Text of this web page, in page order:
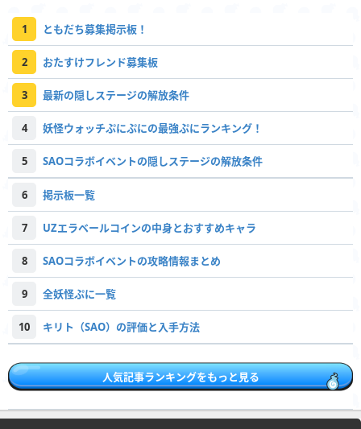
1 ともだち募集掲示板！
2 おたすけフレンド募集板
3 最新の隠しステージの解放条件
4 妖怪ウォッチぷにぷにの最強ぷにランキング！
5 SAOコラボイベントの隠しステージの解放条件
6 掲示板一覧
7 UZエラベールコインの中身とおすすめキャラ
8 SAOコラボイベントの攻略情報まとめ
9 全妖怪ぷに一覧
10 キリト（SAO）の評価と入手方法
人気記事ランキングをもっと見る